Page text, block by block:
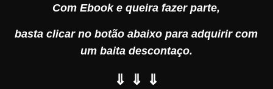
Com Ebook e queira fazer parte,
basta clicar no botão abaixo para adquirir com
um baita descontaço.
⇓ ⇓ ⇓